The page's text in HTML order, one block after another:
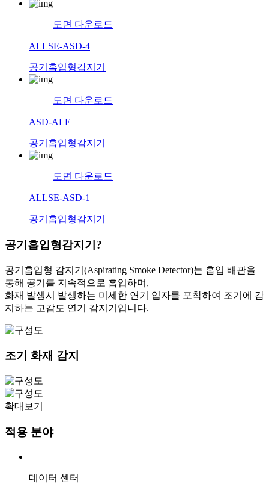
도면 다운로드
ALLSE-ASD-4
공기흡입형감지기
도면 다운로드
ASD-ALE
공기흡입형감지기
도면 다운로드
ALLSE-ASD-1
공기흡입형감지기
공기흡입형감지기?
공기흡입형 감지기(Aspirating Smoke Detector)는 흡입 배관을
통해 공기를 지속적으로 흡입하며,
화재 발생시 발생하는 미세한 연기 입자를 포착하여 조기에 감
지하는 고감도 연기 감지기입니다.
조기 화재 감지
확대보기
적용 분야
데이터 센터